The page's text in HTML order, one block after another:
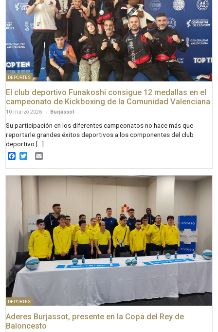
DEPORTES
El club deportivo Funakoshi consigue 12 medallas en el
campeonato de Kickboxing de la Comunidad Valenciana
10 marzo 2026 | Burjassot
Su participación en los diferentes campeonatos no hace más que
reportarle grandes éxitos deportivos a los componentes del club
deportivo […]
Facebook
Twitter
DEPORTES
Aderes Burjassot, presente en la Copa del Rey de
Baloncesto